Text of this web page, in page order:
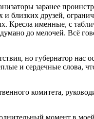
заранее
близких друзей,
Кресла именные, с
до мелочей. Всё
но губернатор нас
и сердечные слова,
комитета,